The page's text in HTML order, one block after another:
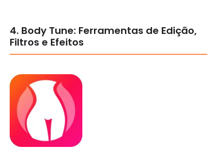
4. Body Tune: Ferramentas de Edição,
Filtros e Efeitos